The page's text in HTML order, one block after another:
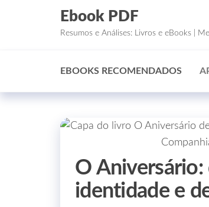
Ebook PDF
Resumos e Análises: Livros e eBooks |
EBOOKS RECOMENDADOS
O Aniversário:
identidade e